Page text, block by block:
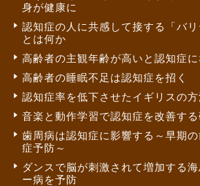
身が健康に
認知症の人に共感して接する「バリ
とは何か
高齢者の主観年齢が高いと認知症
高齢者の睡眠不足は認知症を招く
認知症率を低下させたイギリスの方
音楽と動作学習で認知症を改善す
歯周病は認知症に影響する～早期
症予防～
ダンスで脳が刺激されて増加する
ー病を予防